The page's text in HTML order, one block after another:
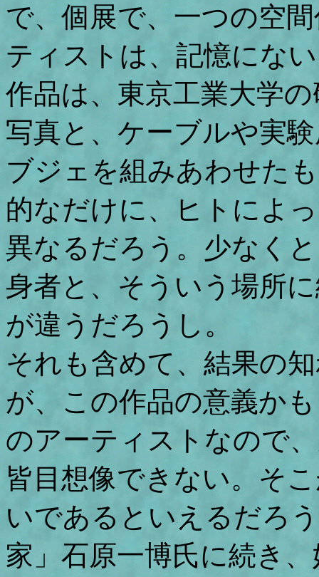
で、個展で、一つの空
ティストは、記憶にな
作品は、東京工業大学
写真と、ケーブルや実
ブジェを組みあわせた
的なだけに、ヒトによ
異なるだろう。少なく
身者と、そういう場所
が違うだろうし。
それも含めて、結果の
が、この作品の意義か
のアーティストなので
皆目想像できない。そ
いであるといえるだろ
家」石原一博氏に続き